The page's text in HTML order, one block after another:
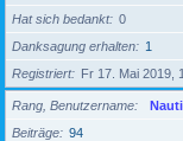
Hat sich bedankt
0
Danksagung erhalten
1
Registriert
Fr 17. Mai 2019,
Rang, Benutzername
Beiträge
94